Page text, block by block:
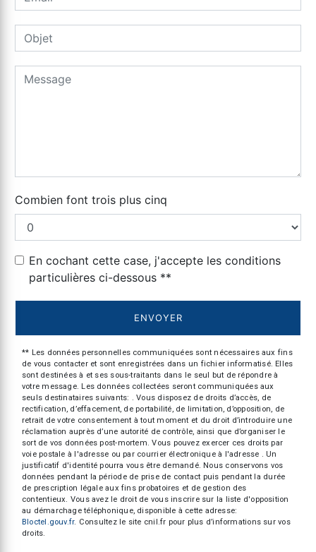
Combien font trois plus cinq
En cochant cette case, j'accepte les conditions
particulières ci-dessous **
ENVOYER
** Les données personnelles communiquées sont nécessaires aux fins
de vous contacter et sont enregistrées dans un fichier informatisé. Elles
sont destinées à et ses sous-traitants dans le seul but de répondre à
votre message. Les données collectées seront communiquées aux
seuls destinataires suivants: . Vous disposez de droits d’accès, de
rectification, d’effacement, de portabilité, de limitation, d’opposition, de
retrait de votre consentement à tout moment et du droit d’introduire une
réclamation auprès d’une autorité de contrôle, ainsi que d’organiser le
sort de vos données post-mortem. Vous pouvez exercer ces droits par
voie postale à l'adresse ou par courrier électronique à l'adresse . Un
justificatif d'identité pourra vous être demandé. Nous conservons vos
données pendant la période de prise de contact puis pendant la durée
de prescription légale aux fins probatoires et de gestion des
contentieux. Vous avez le droit de vous inscrire sur la liste d'opposition
au démarchage téléphonique, disponible à cette adresse:
Bloctel.gouv.fr. Consultez le site cnil.fr pour plus d’informations sur vos
droits.